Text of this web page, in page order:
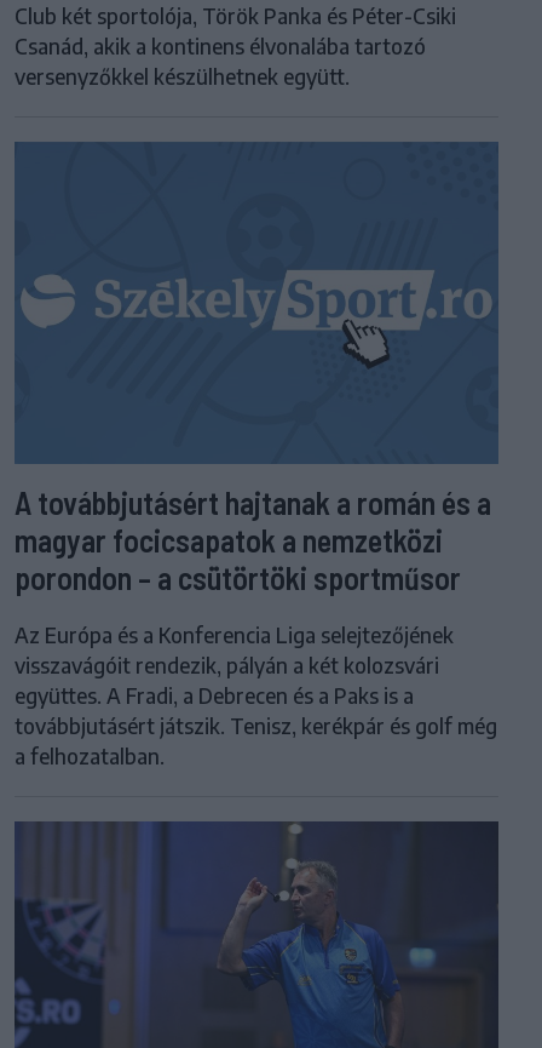
Club két sportolója, Török Panka és Péter-Csiki
Csanád, akik a kontinens élvonalába tartozó
versenyzőkkel készülhetnek együtt.
A továbbjutásért hajtanak a román és a
magyar focicsapatok a nemzetközi
porondon – a csütörtöki sportműsor
Az Európa és a Konferencia Liga selejtezőjének
visszavágóit rendezik, pályán a két kolozsvári
együttes. A Fradi, a Debrecen és a Paks is a
továbbjutásért játszik. Tenisz, kerékpár és golf még
a felhozatalban.